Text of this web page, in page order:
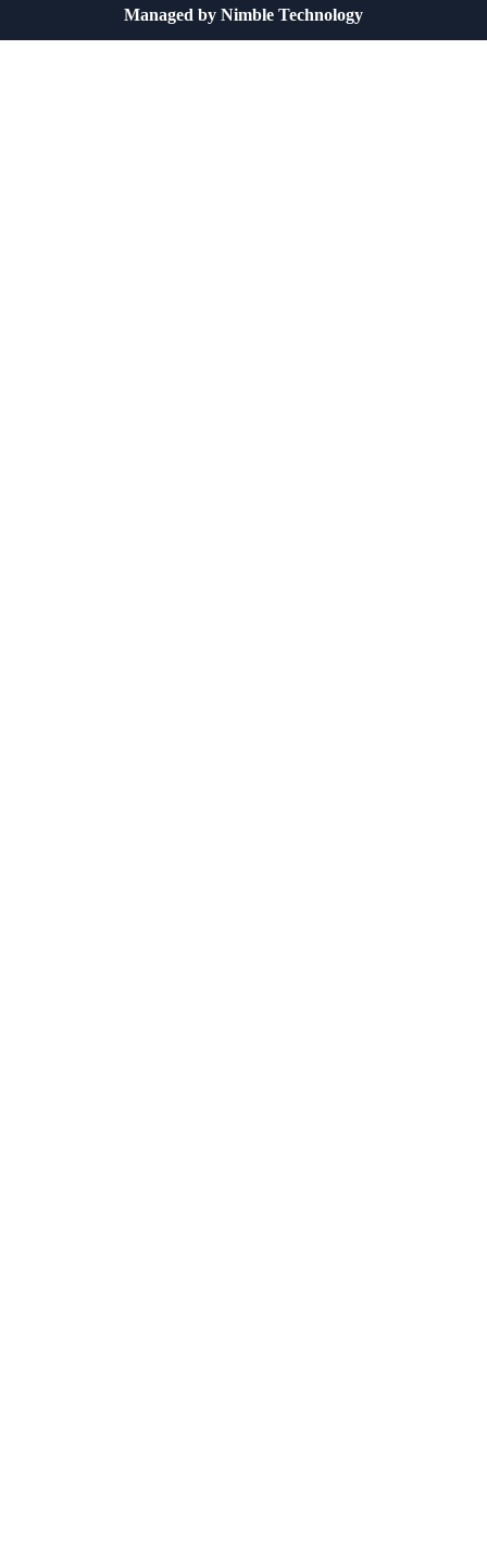
Managed by Nimble Technology